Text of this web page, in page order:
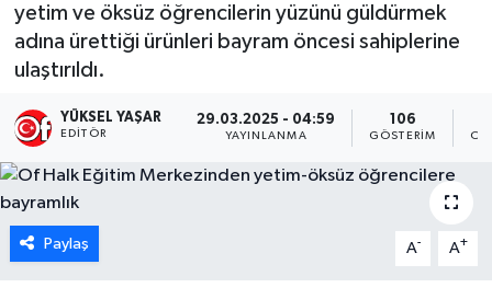
yetim ve öksüz öğrencilerin yüzünü güldürmek
adına ürettiği ürünleri bayram öncesi sahiplerine
ulaştırıldı.
YÜKSEL YAŞAR
EDITÖR
29.03.2025 - 04:59
YAYINLANMA
106
GÖSTERIM
Paylaş A- A+
Tüm Manşetler
Haber Arşivi